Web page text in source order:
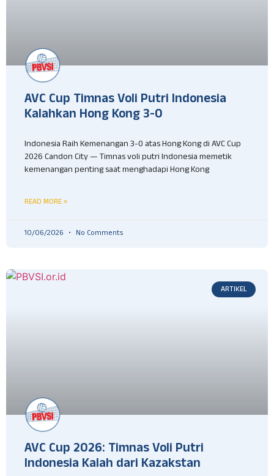
AVC Cup Timnas Voli Putri Indonesia
Kalahkan Hong Kong 3-0
Indonesia Raih Kemenangan 3-0 atas Hong Kong di AVC Cup
2026 Candon City — Timnas voli putri Indonesia memetik
kemenangan penting saat menghadapi Hong Kong
READ MORE »
10/06/2026 No Comments
ARTIKEL
AVC Cup 2026: Timnas Voli Putri
Indonesia Kalah dari Kazakstan